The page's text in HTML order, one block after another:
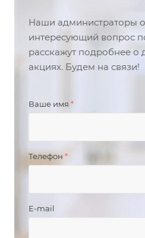
Наши администраторы
интересующий вопрос
расскажут подробнее о
акциях. Будем на связи!
Ваше имя *
Телефон *
E-mail